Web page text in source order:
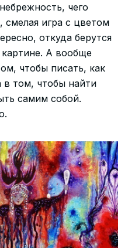
чего
смелая игра с цветом
откуда берутся
А вообще
чтобы писать, как
в том, чтобы найти
самим собой.